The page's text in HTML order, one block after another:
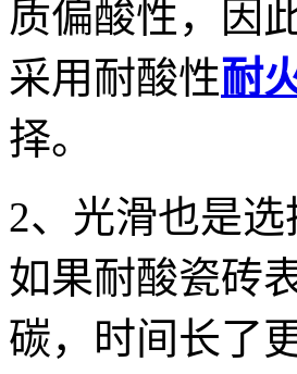
质偏酸性，因
采用耐酸性耐
择。
2、光滑也是
如果耐酸瓷砖
碳，时间长了